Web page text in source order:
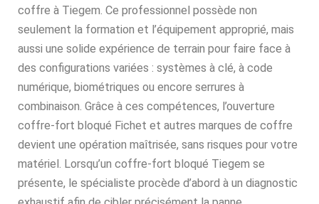
coffre à Tiegem. Ce professionnel possède non
seulement la formation et l’équipement approprié, mais
aussi une solide expérience de terrain pour faire face à
des configurations variées : systèmes à clé, à code
numérique, biométriques ou encore serrures à
combinaison. Grâce à ces compétences, l’ouverture
coffre-fort bloqué Fichet et autres marques de coffre
devient une opération maîtrisée, sans risques pour votre
matériel. Lorsqu’un coffre-fort bloqué Tiegem se
présente, le spécialiste procède d’abord à un diagnostic